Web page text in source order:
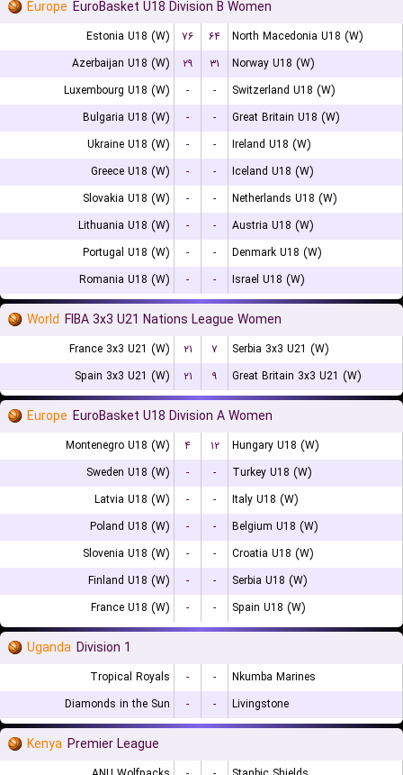
Europe EuroBasket U18 Division B Women
Estonia U18 (W) ۷۶ ۶۴
North Macedonia U18 (W)
Azerbaijan U18 (W)
۲۹ ۳۱
Norway U18 (W)
Luxembourg U18 (W)
- -
Switzerland U18 (W)
Bulgaria U18 (W)
- -
Great Britain U18 (W)
Ukraine U18 (W)
- -
Ireland U18 (W)
Greece U18 (W)
- -
Iceland U18 (W)
Slovakia U18 (W)
- -
Netherlands U18 (W)
Lithuania U18 (W)
- -
Austria U18 (W)
Portugal U18 (W)
- -
Denmark U18 (W)
Romania U18 (W)
- - Israel U18 (W)
World FIBA 3x3 U21 Nations League Women
France 3x3 U21 (W) ۲۱ ۷
Serbia 3x3 U21 (W)
Spain 3x3 U21 (W)
۲۱ ۹ Great Britain 3x3 U21 (W)
Europe EuroBasket U18 Division A Women
Montenegro U18 (W) ۴ ۱۲
Hungary U18 (W)
Sweden U18 (W)
- -
Turkey U18 (W)
Latvia U18 (W)
- -
Italy U18 (W)
Poland U18 (W)
- -
Belgium U18 (W)
Slovenia U18 (W)
- -
Croatia U18 (W)
Finland U18 (W)
- -
Serbia U18 (W)
France U18 (W)
- - Spain U18 (W)
Uganda Division 1
Tropical Royals - -
Nkumba Marines
Diamonds in the Sun
- - Livingstone
Kenya Premier League